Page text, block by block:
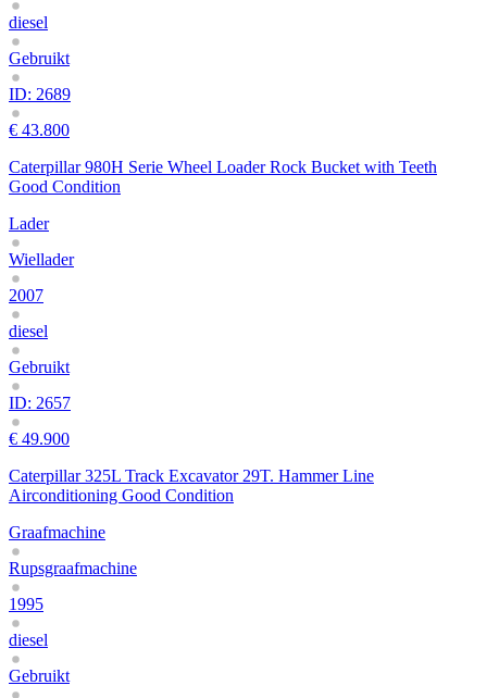
diesel
Gebruikt
ID: 2689
€ 43.800
Caterpillar 980H Serie Wheel Loader Rock Bucket with Teeth
Good Condition
Lader
Wiellader
2007
diesel
Gebruikt
ID: 2657
€ 49.900
Caterpillar 325L Track Excavator 29T. Hammer Line
Airconditioning Good Condition
Graafmachine
Rupsgraafmachine
1995
diesel
Gebruikt